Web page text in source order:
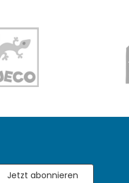
Jetzt abonnieren